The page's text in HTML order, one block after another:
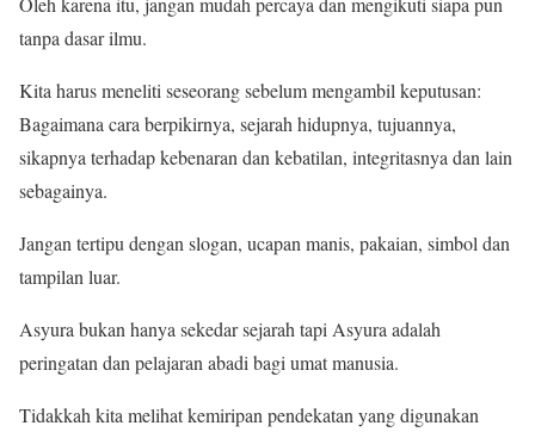
tanpa dasar ilmu.
Kita harus meneliti seseorang sebelum mengambil keputusan:
Bagaimana cara berpikirnya, sejarah hidupnya, tujuannya,
sikapnya terhadap kebenaran dan kebatilan, integritasnya dan lain
sebagainya.
Jangan tertipu dengan slogan, ucapan manis, pakaian, simbol dan
tampilan luar.
Asyura bukan hanya sekedar sejarah tapi Asyura adalah
peringatan dan pelajaran abadi bagi umat manusia.
Tidakkah kita melihat kemiripan pendekatan yang digunakan